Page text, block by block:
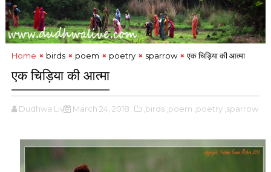
Home birds poem poetry sparrow एक चिड़िया की आत्मा
एक चिड़िया की आत्मा
Dudhwa Live March 24, 2018 ,birds ,poem ,poetry ,sparrow